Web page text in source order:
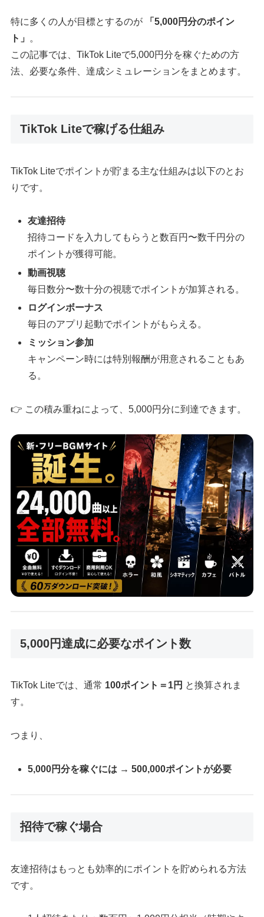
特に多くの人が目標とするのが
「5,000円分のポイン
ト」
。
この記事では、TikTok Liteで5,000円分を稼ぐための方
法、必要な条件、達成シミュレーションをまとめます。
TikTok Liteで稼げる仕組み
TikTok Liteでポイントが貯まる主な仕組みは以下のとお
りです。
友達招待
招待コードを入力してもらうと数百円〜数千円分の
ポイントが獲得可能。
動画視聴
毎日数分〜数十分の視聴でポイントが加算される。
ログインボーナス
毎日のアプリ起動でポイントがもらえる。
ミッション参加
キャンペーン時には特別報酬が用意されることもあ
る。
👉 この積み重ねによって、5,000円分に到達できます。
5,000円達成に必要なポイント数
TikTok Liteでは、通常 100ポイント＝1円 と換算されま
す。
つまり、
5,000円分を稼ぐには → 500,000ポイントが必要
招待で稼ぐ場合
友達招待はもっとも効率的にポイントを貯められる方法
です。